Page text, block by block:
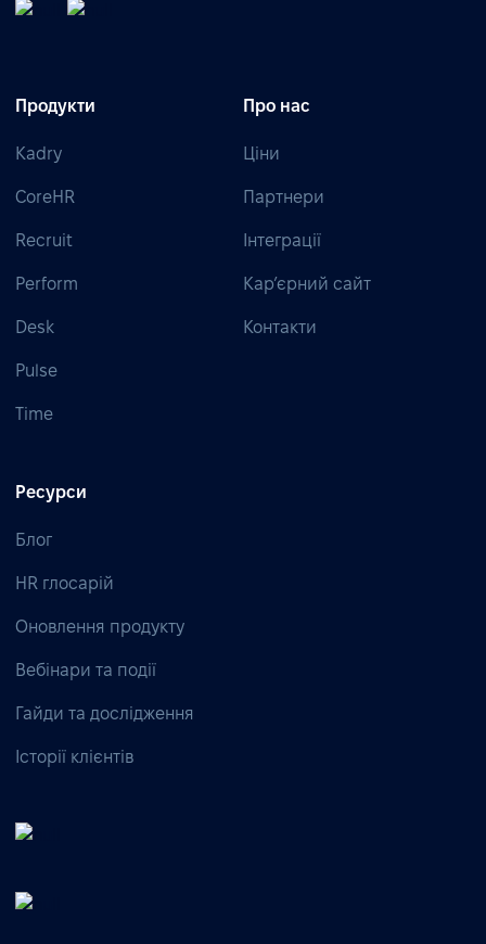
Продукти
Kadry
CoreHR
Recruit
Perform
Desk
Pulse
Time
Про нас
Ціни
Партнери
Інтеграції
Кар’єрний сайт
Контакти
Ресурси
Блог
HR глосарій
Оновлення продукту
Вебінари та події
Гайди та дослідження
Історії клієнтів